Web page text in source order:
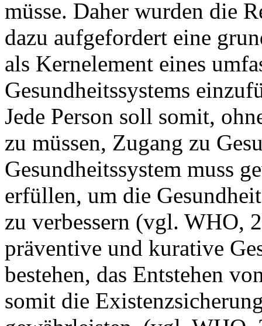
müsse. Daher wurden die
dazu aufgefordert eine
als Kernelement eines
Gesundheitssystems
Jede Person soll somit,
zu müssen, Zugang zu
Gesundheitssystem muss
erfüllen, um die
zu verbessern (vgl. WHO,
präventive und kurative
bestehen, das Entstehen
somit die